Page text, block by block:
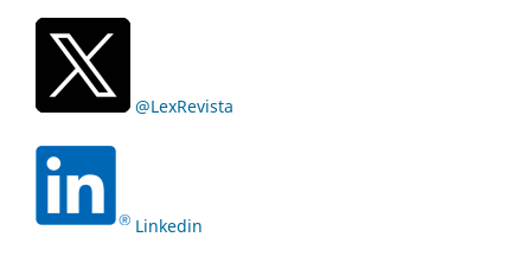
@LexRevista
Linkedin